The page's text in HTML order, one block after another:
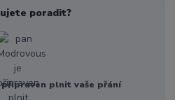
poradit?
plnit vaše přání